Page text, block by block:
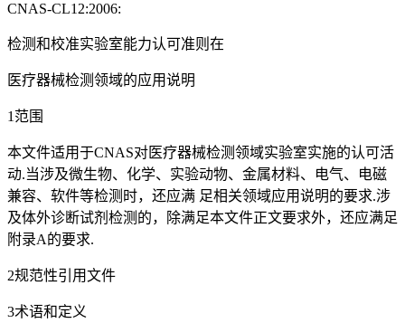
CNAS-CL12:2006:
检测和校准实验室能力认可准则在
医疗器械检测领域的应用说明
1范围
本文件适用于CNAS对医疗器械检测领域实验室实施的认可活
动.当涉及微生物、化学、实验动物、金属材料、电气、电磁
兼容、软件等检测时，还应满 足相关领域应用说明的要求.涉
及体外诊断试剂检测的，除满足本文件正文要求外，还应满足
附录A的要求.
2规范性引用文件
3术语和定义